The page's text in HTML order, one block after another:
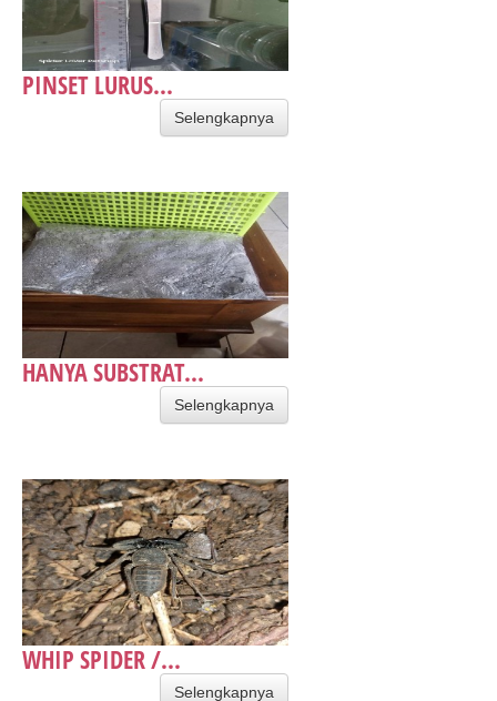
PINSET LURUS...
Selengkapnya
HANYA SUBSTRAT...
Selengkapnya
WHIP SPIDER /...
Selengkapnya